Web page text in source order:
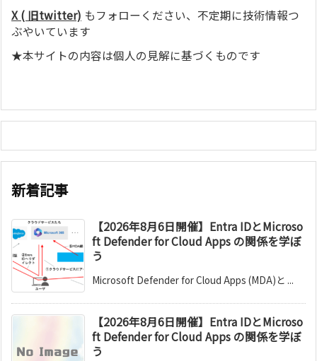
X ( 旧twitter) もフォローください、不定期に技術情報つ
ぶやいています
★本サイトの内容は個人の見解に基づくものです
新着記事
【2026年8月6日開催】Entra IDとMicroso
ft Defender for Cloud Apps の関係を学ぼ
う
Microsoft Defender for Cloud Apps (MDA)と ...
【2026年8月6日開催】Entra IDとMicroso
ft Defender for Cloud Apps の関係を学ぼ
う